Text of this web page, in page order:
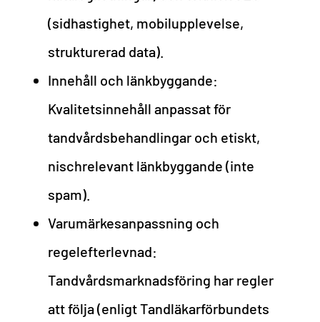
(sidhastighet, mobilupplevelse,
strukturerad data).
Innehåll och länkbyggande:
Kvalitetsinnehåll anpassat för
tandvårdsbehandlingar och etiskt,
nischrelevant länkbyggande (inte
spam).
Varumärkesanpassning och
regelefterlevnad:
Tandvårdsmarknadsföring har regler
att följa (enligt Tandläkarförbundets